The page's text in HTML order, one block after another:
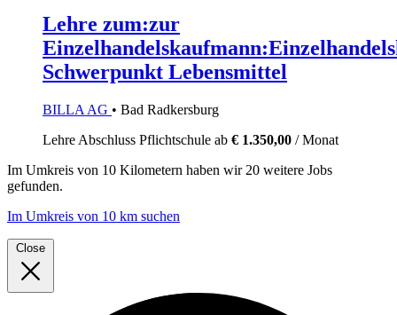
Lehre zum:zur
Schwerpunkt Lebensmittel
BILLA AG • Bad Radkersburg
Lehre Abschluss Pflichtschule ab € 1.350,00 / Monat
Im Umkreis von 10 Kilometern haben wir 20 weitere Jobs
gefunden.
Im Umkreis von 10 km suchen
Close